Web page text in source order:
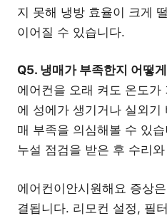
지 못해 냉방 효율이 크게
이어질 수 있습니다.
Q5. 냉매가 부족한지 어떻
에어컨을 오래 켜도 온도
에 성에가 생기거나 실외기
매 부족을 의심해볼 수 있
누설 점검을 받은 후 수리
에어컨이안시원해요 증상
결됩니다. 리모컨 설정, 필